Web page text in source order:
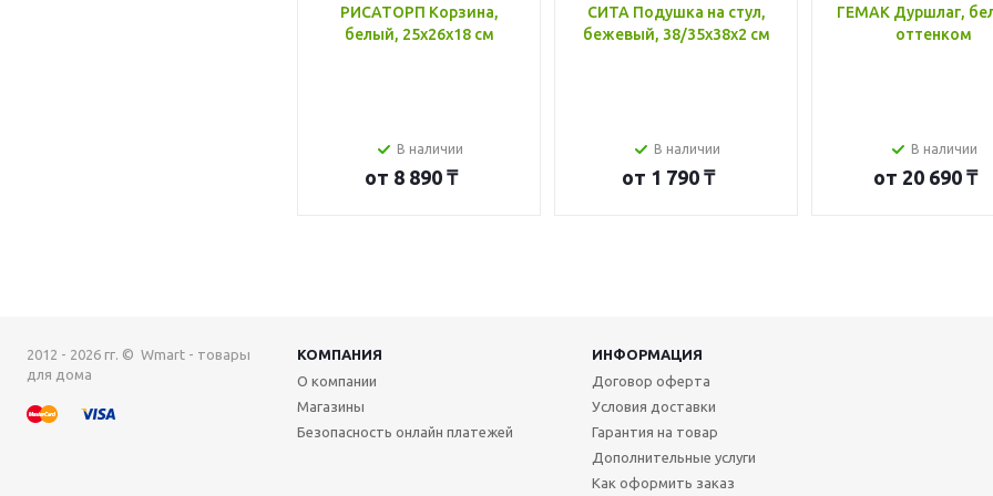
РИСАТОРП Корзина,
белый, 25x26x18 см
В наличии
от 8 890 ₸
СИТА Подушка на стул,
бежевый, 38/35x38x2 см
В наличии
от 1 790 ₸
ГЕМАК Дуршлаг,
оттенком
В наличии
от 20 690 ₸
2012 - 2026 гг. © Wmart - товары
для дома
КОМПАНИЯ
ИНФОРМАЦИЯ
О компании
Магазины
Безопасность онлайн платежей
Договор оферта
Условия доставки
Гарантия на товар
Дополнительные услуги
Как оформить заказ